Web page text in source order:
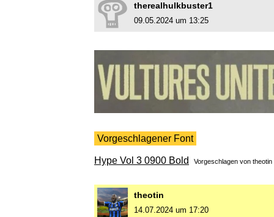
therealhulkbuster1
09.05.2024 um 13:25
Vorgeschlagener Font
Hype Vol 3 0900 Bold Vorgeschlagen von theotin
theotin
14.07.2024 um 17:20